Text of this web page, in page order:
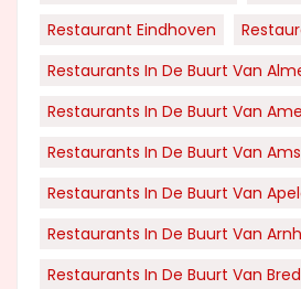
Restaurant Eindhoven
Restaurants In De Buurt Van
Restaurants In De Buurt Van
Restaurants In De Buurt Van
Restaurants In De Buurt Van
Restaurants In De Buurt Van
Restaurants In De Buurt Van